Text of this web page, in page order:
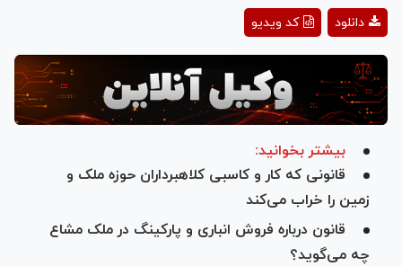
Play
Video
کد ویدیو دانلود
بیشتر بخوانید:
قانونی که کار و کاسبی کلاهبرداران حوزه ملک و
زمین را خراب می‌کند
قانون درباره فروش انباری و پارکینگ در ملک مشاع
چه می‌گوید؟